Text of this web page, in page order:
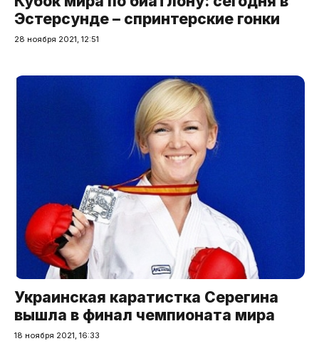
Эстерсунде – спринтерские гонки
28 ноября 2021, 12:51
Украинская каратистка Серегина
вышла в финал чемпионата мира
18 ноября 2021, 16:33